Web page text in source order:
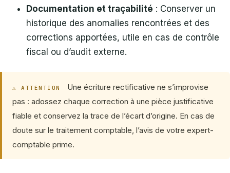
Documentation et traçabilité : Conserver un
historique des anomalies rencontrées et des
corrections apportées, utile en cas de contrôle
fiscal ou d’audit externe.
⚠ ATTENTION
Une écriture rectificative ne s’improvise
pas : adossez chaque correction à une pièce justificative
fiable et conservez la trace de l’écart d’origine. En cas de
doute sur le traitement comptable, l’avis de votre expert-
comptable prime.